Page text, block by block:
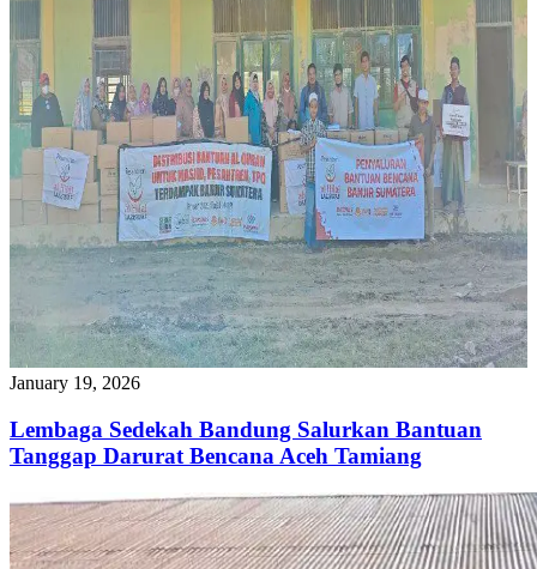
January 19, 2026
Lembaga Sedekah Bandung Salurkan Bantuan
Tanggap Darurat Bencana Aceh Tamiang